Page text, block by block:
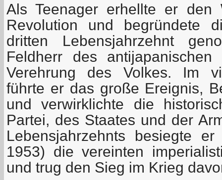
Als Teenager erhellte er den
Revolution und begründete
dritten Lebensjahrzehnt
Feldherr des antijapanischen
Verehrung des Volkes. Im
führte er das große Ereignis,
und verwirklichte die
Partei, des Staates und der
Lebensjahrzehnts besiegte
1953) die vereinten
und trug den Sieg im Krieg